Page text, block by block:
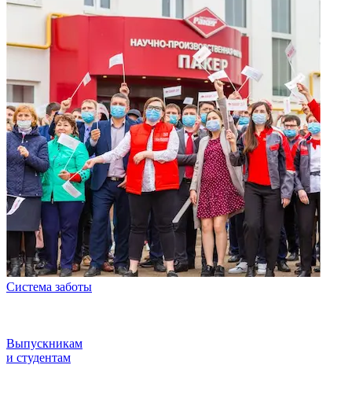
Система заботы
Выпускникам
и студентам